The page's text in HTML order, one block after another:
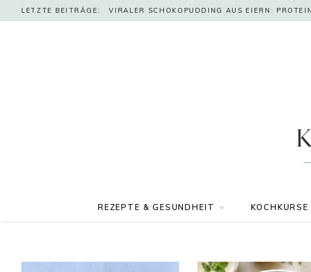
LETZTE BEITRÄGE: VIRALER SCHOKOPUDDING AUS EIERN:
REZEPTE & GESUNDHEIT